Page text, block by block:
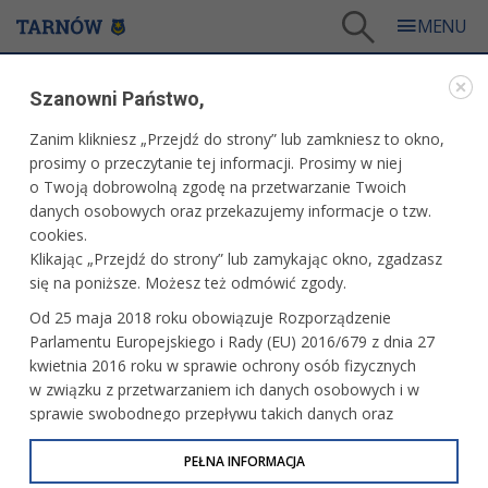
Gastromajówka
WARTO ZOBACZYĆ
GASTROMAJÓWKA
17.05.2025, 15:41 fot. Paweł Topolski
Szanowni Państwo,
Zanim klikniesz „Przejdź do strony” lub zamkniesz to okno,
prosimy o przeczytanie tej informacji. Prosimy w niej
o Twoją dobrowolną zgodę na przetwarzanie Twoich
danych osobowych oraz przekazujemy informacje o tzw.
cookies.
Klikając „Przejdź do strony” lub zamykając okno, zgadzasz
się na poniższe. Możesz też odmówić zgody.
Od 25 maja 2018 roku obowiązuje Rozporządzenie
Parlamentu Europejskiego i Rady (EU) 2016/679 z dnia 27
kwietnia 2016 roku w sprawie ochrony osób fizycznych
w związku z przetwarzaniem ich danych osobowych i w
sprawie swobodnego przepływu takich danych oraz
uchylenia dyrektywy 95/46/WE (określane jako RODO, GDPR
lub Ogólne Rozporządzenie o Ochronie Danych
PEŁNA INFORMACJA